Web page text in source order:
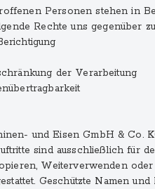
Personen stehen in
Rechte uns gegenüber
der Verarbeitung
und Eisen GmbH & Co.
sind ausschließlich für
Weiterverwenden
Geschützte Namen